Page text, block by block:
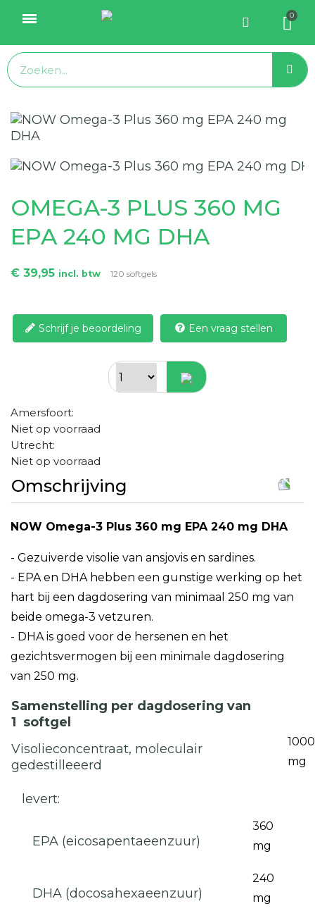
OMEGA-3 PLUS 360 MG
EPA 240 MG DHA
€ 39,95 incl. btw 120 softgels
Schrijf je beoordeling Een vraag stellen
Amersfoort:
Niet op voorraad
Utrecht:
Niet op voorraad
Omschrijving
NOW Omega-3 Plus 360 mg EPA 240 mg DHA
- Gezuiverde visolie van ansjovis en sardines.
- EPA en DHA hebben een gunstige werking op het
hart bij een dagdosering van minimaal 250 mg van
beide omega-3 vetzuren.
- DHA is goed voor de hersenen en het
gezichtsvermogen bij een minimale dagdosering
van 250 mg.
Samenstelling per dagdosering van
1 softgel
Visolieconcentraat, moleculair
gedestilleeerd
1000
mg
levert:
EPA (eicosapentaeenzuur)
360
mg
DHA (docosahexaeenzuur)
240
mg